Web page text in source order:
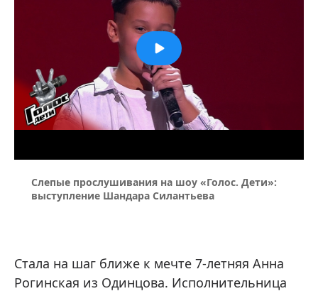
Слепые прослушивания на шоу «Голос. Дети»:
выступление Шандара Силантьева
Стала на шаг ближе к мечте 7-летняя Анна
Рогинская из Одинцова. Исполнительница